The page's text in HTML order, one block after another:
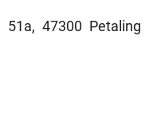
51a, 47300 Petaling